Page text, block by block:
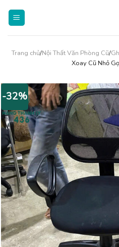
Trang chủ/Nội Thất Văn Phòng Cũ/
Xoay Cũ Nhỏ
-32%